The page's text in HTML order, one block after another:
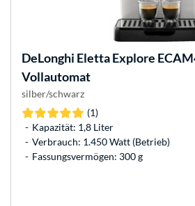
DeLonghi Eletta Explore
Vollautomat
silber/schwarz
(1)
Kapazität: 1,8 Liter
Verbrauch: 1.450 Watt (Betrieb)
Fassungsvermögen: 300 g